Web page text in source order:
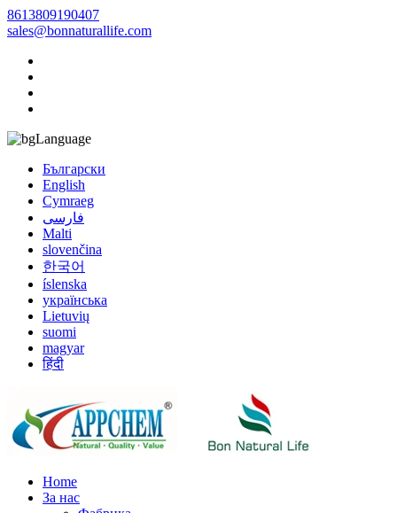
8613809190407
sales@bonnaturallife.com
Language
Български
English
Cymraeg
فارسی
Malti
slovenčina
한국어
íslenska
українська
Lietuvių
suomi
magyar
हिंदी
Home
За нас